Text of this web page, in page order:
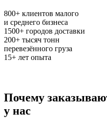
800+ клиентов малого
и среднего бизнеса
1500+ городов доставки
200+ тысяч тонн
перевезённого груза
15+ лет опыта
Почему
у нас